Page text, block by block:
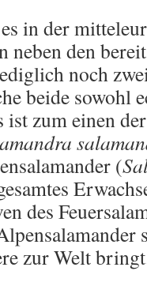
in der
neben den
noch
beide sowohl
ist zum einen
(
des
zur Welt